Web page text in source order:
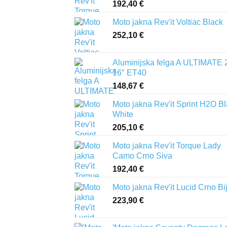
192,40 €
Moto jakna Rev'it Voltiac Black
252,10 €
Aluminijska felga A ULTIMATE
16″ ET40
148,67 €
Moto jakna Rev'it Sprint H2O
White
205,10 €
Moto jakna Rev'it Torque Lady
Camo Crno Siva
192,40 €
Moto jakna Rev'it Lucid Crno
223,90 €